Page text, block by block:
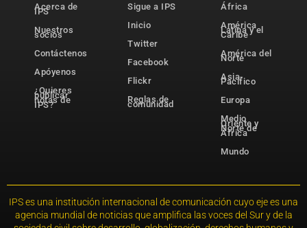
Acerca de
IPS
Nuestros
socios
Contáctenos
Apóyenos
¿Quieres
publicar
notas de
IPS?
Sigue a IPS
Inicio
Twitter
Facebook
Flickr
Reglas de
comunidad
África
América
Latina y el
Caribe
América del
Norte
Asia-
Pacífico
Europa
Medio
Oriente y
Norte de
África
Mundo
IPS es una institución internacional de comunicación cuyo eje es una
agencia mundial de noticias que amplifica las voces del Sur y de la